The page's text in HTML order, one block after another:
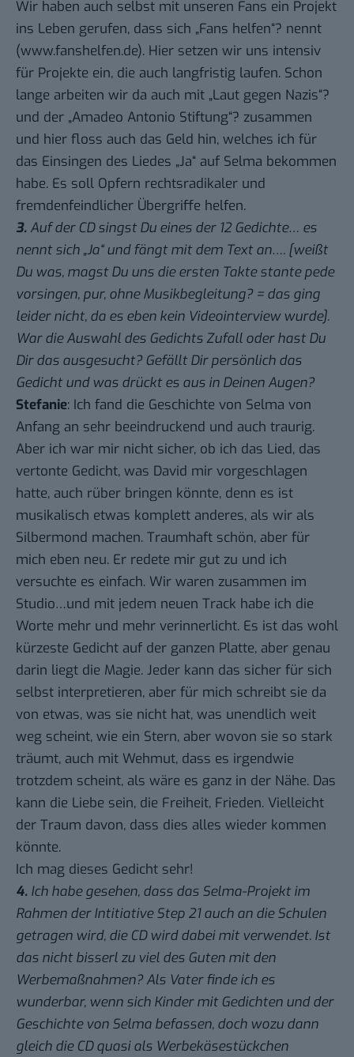
Wir haben auch selbst mit unseren Fans ein Projekt
ins Leben gerufen, dass sich „Fans helfen“? nennt
(www.fanshelfen.de). Hier setzen wir uns intensiv
für Projekte ein, die auch langfristig laufen. Schon
lange arbeiten wir da auch mit „Laut gegen Nazis“?
und der „Amadeo Antonio Stiftung“? zusammen
und hier floss auch das Geld hin, welches ich für
das Einsingen des Liedes „Ja“ auf Selma bekommen
habe. Es soll Opfern rechtsradikaler und
fremdenfeindlicher Übergriffe helfen.
3. Auf der CD singst Du eines der 12 Gedichte… es
nennt sich „Ja“ und fängt mit dem Text an…. [weißt
Du was, magst Du uns die ersten Takte stante pede
vorsingen, pur, ohne Musikbegleitung? = das ging
leider nicht, da es eben kein Videointerview wurde].
War die Auswahl des Gedichts Zufall oder hast Du
Dir das ausgesucht? Gefällt Dir persönlich das
Gedicht und was drückt es aus in Deinen Augen?
Stefanie: Ich fand die Geschichte von Selma von
Anfang an sehr beeindruckend und auch traurig.
Aber ich war mir nicht sicher, ob ich das Lied, das
vertonte Gedicht, was David mir vorgeschlagen
hatte, auch rüber bringen könnte, denn es ist
musikalisch etwas komplett anderes, als wir als
Silbermond machen. Traumhaft schön, aber für
mich eben neu. Er redete mir gut zu und ich
versuchte es einfach. Wir waren zusammen im
Studio…und mit jedem neuen Track habe ich die
Worte mehr und mehr verinnerlicht. Es ist das wohl
kürzeste Gedicht auf der ganzen Platte, aber genau
darin liegt die Magie. Jeder kann das sicher für sich
selbst interpretieren, aber für mich schreibt sie da
von etwas, was sie nicht hat, was unendlich weit
weg scheint, wie ein Stern, aber wovon sie so stark
träumt, auch mit Wehmut, dass es irgendwie
trotzdem scheint, als wäre es ganz in der Nähe. Das
kann die Liebe sein, die Freiheit, Frieden. Vielleicht
der Traum davon, dass dies alles wieder kommen
könnte.
Ich mag dieses Gedicht sehr!
4. Ich habe gesehen, dass das Selma-Projekt im
Rahmen der Intitiative Step 21 auch an die Schulen
getragen wird, die CD wird dabei mit verwendet. Ist
das nicht bisserl zu viel des Guten mit den
Werbemaßnahmen? Als Vater finde ich es
wunderbar, wenn sich Kinder mit Gedichten und der
Geschichte von Selma befassen, doch wozu dann
gleich die CD quasi als Werbekäsestückchen